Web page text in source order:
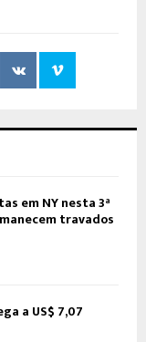
em NY nesta 3ª
travados
a US$ 7,07